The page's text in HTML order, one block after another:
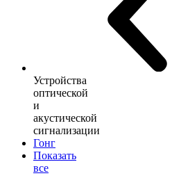
Устройства
оптической
и
акустической
сигнализации
Гонг
Показать
все